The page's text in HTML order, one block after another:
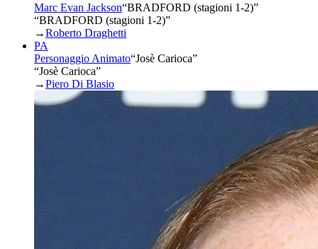
Marc Evan Jackson“BRADFORD (stagioni 1-2)”
“BRADFORD (stagioni 1-2)”
→Roberto Draghetti
PA
Personaggio Animato“Josè Carioca”
“Josè Carioca”
→Piero Di Blasio